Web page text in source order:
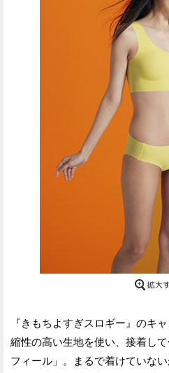
『きもちよすぎスロギー』のキ
縮性の高い生地を使い、接着し
フィール」。まるで着けていな